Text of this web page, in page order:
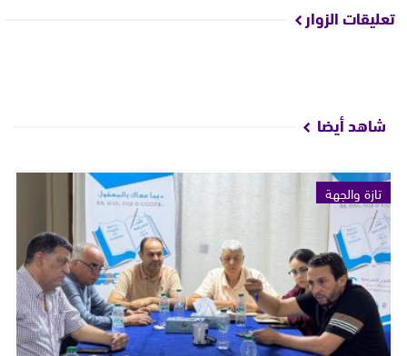
تعليقات الزوار
شاهد أيضا
تازة والجهة